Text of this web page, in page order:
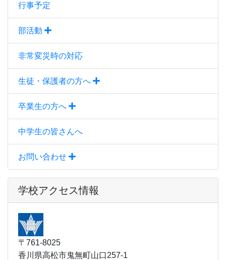
行事予定
部活動
非常変災時の対応
生徒・保護者の方へ
卒業生の方へ
中学生の皆さんへ
お問い合わせ
学校アクセス情報
〒761-8025
香川県高松市鬼無町山口257-1